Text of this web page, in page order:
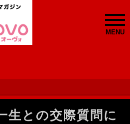
MENU
生との交際質問に